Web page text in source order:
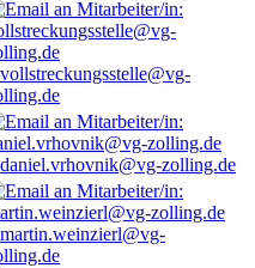
vollstreckungsstelle@vg-
daniel.vrhovnik@vg-zolling.de
martin.weinzierl@vg-